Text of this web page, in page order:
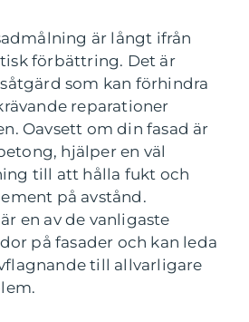
är långt ifrån
förbättring. Det är
som kan förhindra
reparationer
Oavsett om din fasad är
hjälper en väl
till att hålla fukt och
på avstånd.
en av de vanligaste
på fasader och kan leda
till allvarligare